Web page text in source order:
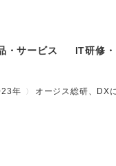
・サービス IT研修
年 オージス総研、DX